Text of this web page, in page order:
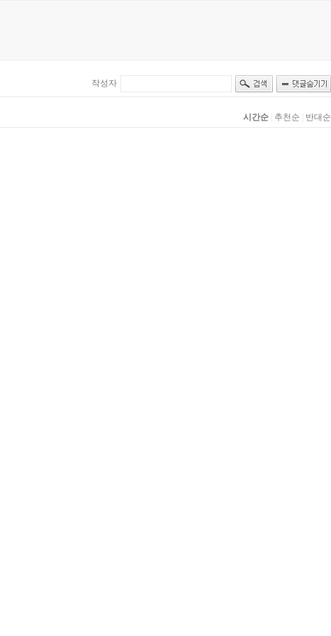
작성자
시간순 추천순 반대순